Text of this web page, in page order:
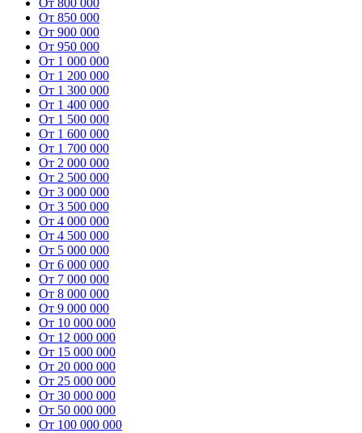
От 800 000
От 850 000
От 900 000
От 950 000
От 1 000 000
От 1 200 000
От 1 300 000
От 1 400 000
От 1 500 000
От 1 600 000
От 1 700 000
От 2 000 000
От 2 500 000
От 3 000 000
От 3 500 000
От 4 000 000
От 4 500 000
От 5 000 000
От 6 000 000
От 7 000 000
От 8 000 000
От 9 000 000
От 10 000 000
От 12 000 000
От 15 000 000
От 20 000 000
От 25 000 000
От 30 000 000
От 50 000 000
От 100 000 000